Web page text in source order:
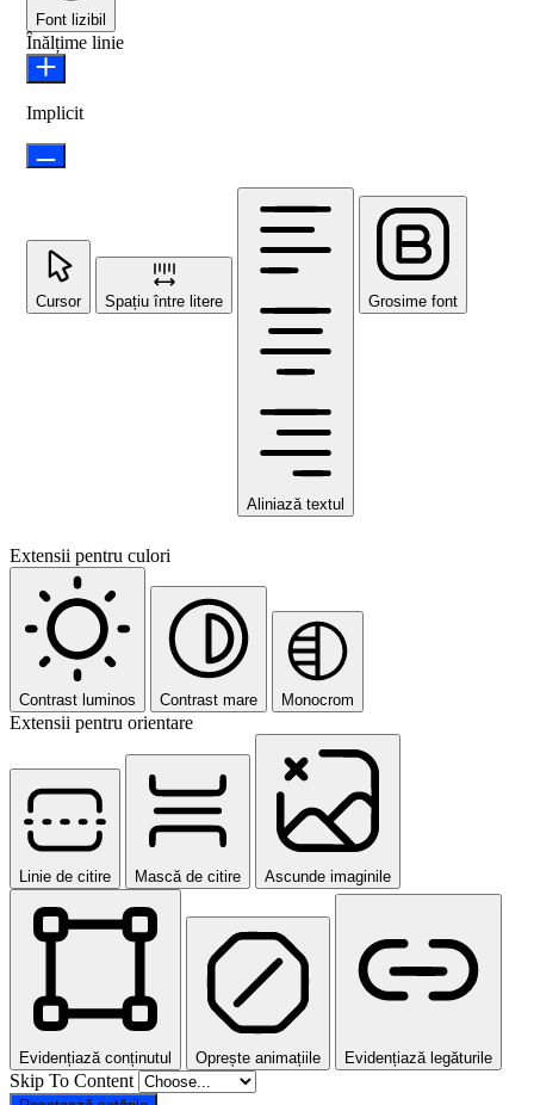
Font lizibil
Înălțime linie
Implicit
Cursor Spațiu între litere
Aliniază textul
Grosime font
Extensii pentru culori
Contrast luminos Contrast mare Monocrom
Extensii pentru orientare
Linie de citire Mască de citire Ascunde imaginile
Evidențiază conținutul Oprește animațiile Evidențiază legăturile
Skip To Content